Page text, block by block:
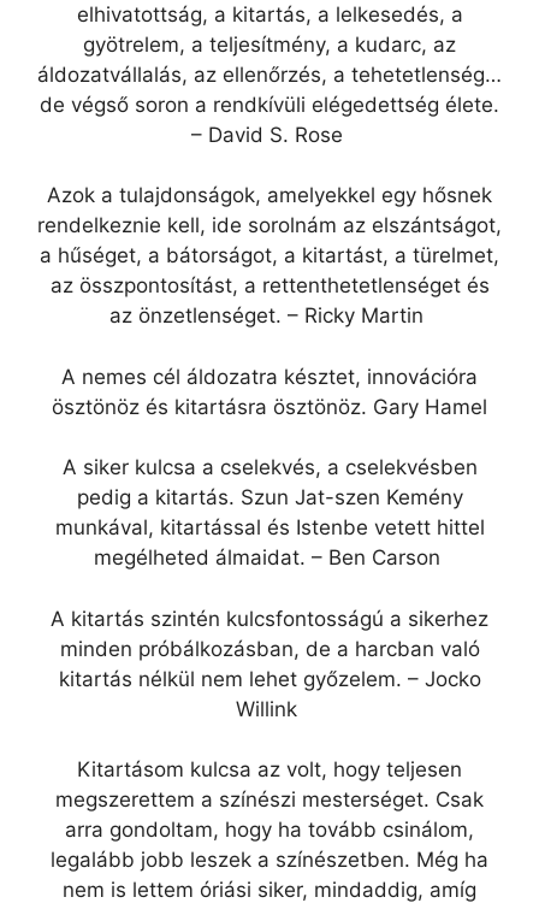
elhivatottság, a kitartás, a lelkesedés, a
gyötrelem, a teljesítmény, a kudarc, az
áldozatvállalás, az ellenőrzés, a tehetetlenség…
de végső soron a rendkívüli elégedettség élete.
– David S. Rose
Azok a tulajdonságok, amelyekkel egy hősnek
rendelkeznie kell, ide sorolnám az elszántságot,
a hűséget, a bátorságot, a kitartást, a türelmet,
az összpontosítást, a rettenthetetlenséget és
az önzetlenséget. – Ricky Martin
A nemes cél áldozatra késztet, innovációra
ösztönöz és kitartásra ösztönöz. Gary Hamel
A siker kulcsa a cselekvés, a cselekvésben
pedig a kitartás. Szun Jat-szen Kemény
munkával, kitartással és Istenbe vetett hittel
megélheted álmaidat. – Ben Carson
A kitartás szintén kulcsfontosságú a sikerhez
minden próbálkozásban, de a harcban való
kitartás nélkül nem lehet győzelem. – Jocko
Willink
Kitartásom kulcsa az volt, hogy teljesen
megszerettem a színészi mesterséget. Csak
arra gondoltam, hogy ha tovább csinálom,
legalább jobb leszek a színészetben. Még ha
nem is lettem óriási siker, mindaddig, amíg